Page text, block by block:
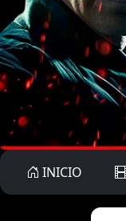
INICIO